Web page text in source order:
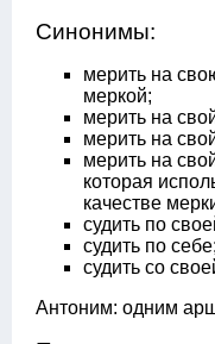
Синонимы:
мерить на
меркой;
мерить на
мерить на
мерить на
которая
качестве
судить по
судить по себе;
судить со
Антоним: одним